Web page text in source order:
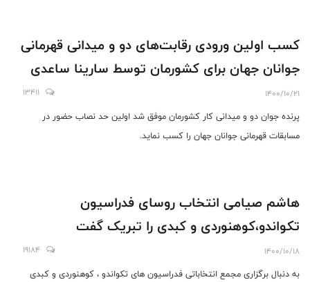
کسب اولین ورودی رقابت‌های دو و میدانی قهرمانی
جوانان جهان برای کشورمان توسط سارینا ساعدی
1400/10/21
13411
پرنده جوان دو و میدانی کار کشورمان موفق شد اولین حد نصاب حضور در
مسابقات قهرمانی جوانان جهان را کسب نماید.
هاشم صیامی انتخاب روسای فدراسیون
تکواندو،کوهنوردی و کبدی را تبریک گفت
1400/10/18
19184
به دنبال برگزاری مجمع انتخاباتی فدراسیون های تکواندو ، کوهنوردی و کبدی